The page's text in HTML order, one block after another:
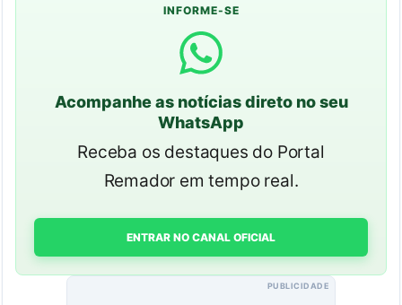
INFORME-SE
Acompanhe as notícias direto no seu
WhatsApp
Receba os destaques do Portal
Remador em tempo real.
ENTRAR NO CANAL OFICIAL
PUBLICIDADE